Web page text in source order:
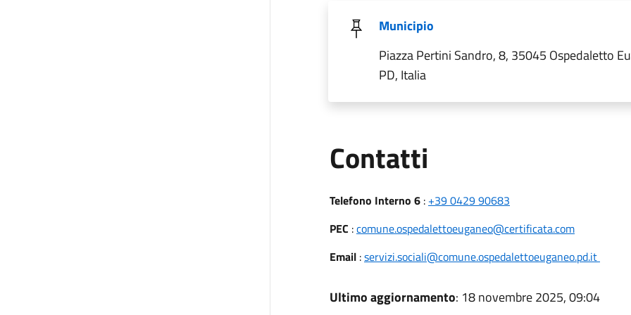
Municipio
Piazza Pertini Sandro, 8, 35045 Ospedaletto
PD, Italia
Contatti
Telefono Interno 6: +39 0429 90683
PEC :comune.ospedalettoeuganeo@certificata.com
Email:servizi.sociali@comune.ospedalettoeuganeo.pd.it
Ultimo aggiornamento: 18 novembre 2025, 09:04